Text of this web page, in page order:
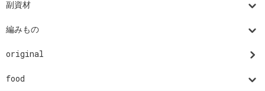
副資材
編みもの
original
food